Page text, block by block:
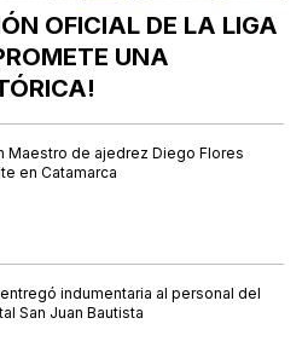
OFICIAL DE LA LIGA
UNA
Maestro de ajedrez Diego Flores
en Catamarca
indumentaria al personal del
San Juan Bautista